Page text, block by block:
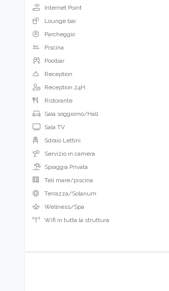
Lounge bar
Parcheggio
Piscina
Poolbar
Reception
Reception 24H
Ristorante
Sala soggiorno/Hall
Sala TV
Sdraio Lettini
Servizio in camera
Spiaggia Privata
Teli mare/piscina
Terrazza/Solarium
Wellness/Spa
Wifi in tutta la struttura